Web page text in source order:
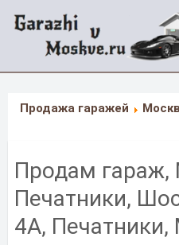
Продажа гаражей
Продам гараж,
Печатники,
4А,